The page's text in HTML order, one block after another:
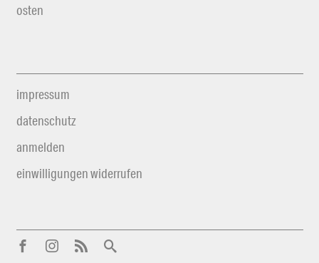
osten
impressum
datenschutz
anmelden
einwilligungen widerrufen